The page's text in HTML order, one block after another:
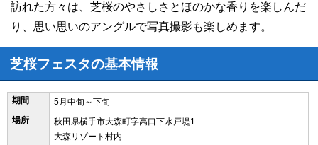
訪れた方々は、芝桜のやさしさとほのかな香りを楽しんだ
り、思い思いのアングルで写真撮影も楽しめます。
芝桜フェスタの基本情報
期間
5月中旬～下旬
場所
秋田県横手市大森町字高口下水戸堤1
大森リゾート村内